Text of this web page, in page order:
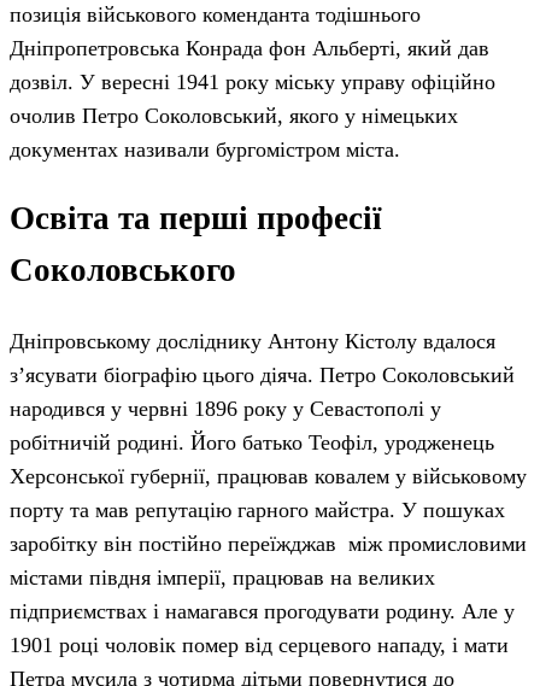
позиція військового коменданта тодішнього
Дніпропетровська Конрада фон Альберті, який дав
дозвіл. У вересні 1941 року міську управу офіційно
очолив Петро Соколовський, якого у німецьких
документах називали бургомістром міста.
Освіта та перші професії
Соколовського
Дніпровському досліднику Антону Кістолу вдалося
з’ясувати біографію цього діяча. Петро Соколовський
народився у червні 1896 року у Севастополі у
робітничій родині. Його батько Теофіл, уродженець
Херсонської губернії, працював ковалем у військовому
порту та мав репутацію гарного майстра. У пошуках
заробітку він постійно переїжджав між промисловими
містами півдня імперії, працював на великих
підприємствах і намагався прогодувати родину. Але у
1901 році чоловік помер від серцевого нападу, і мати
Петра мусила з чотирма дітьми повернутися до